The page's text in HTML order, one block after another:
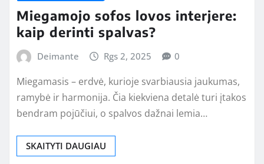
Miegamojo sofos lovos interjere:
kaip derinti spalvas?
Deimante Rgs 2, 2025 0
Miegamasis – erdvė, kurioje svarbiausia jaukumas,
ramybė ir harmonija. Čia kiekviena detalė turi įtakos
bendram pojūčiui, o spalvos dažnai lemia…
SKAITYTI DAUGIAU